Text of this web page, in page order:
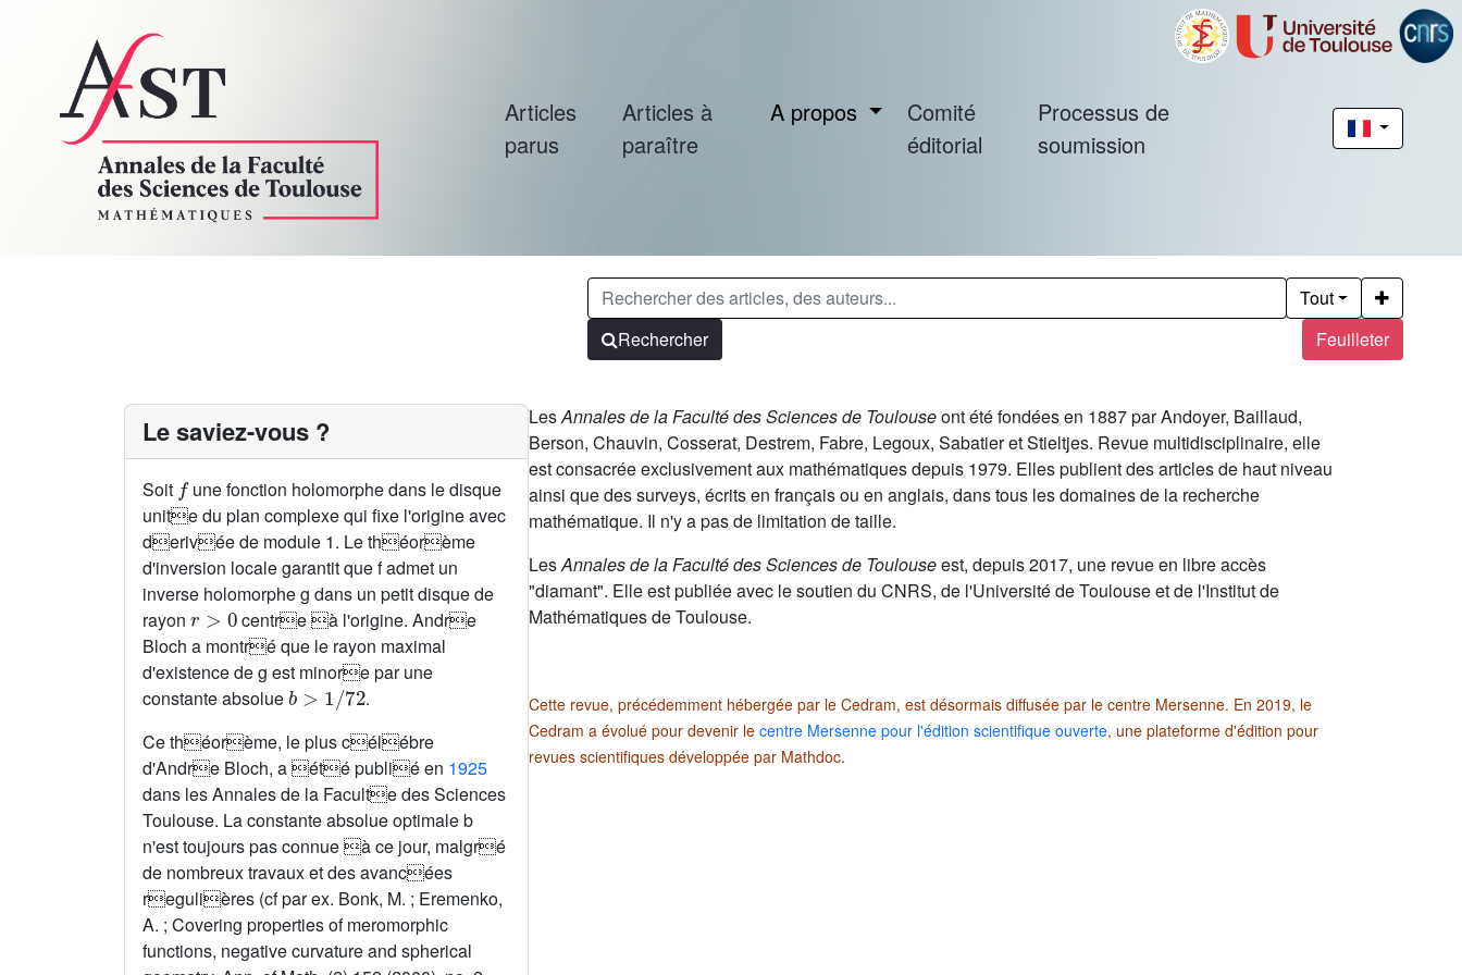
Articles
parus
Articles à
paraître
A propos
Comité
éditorial
Processus de
soumission
Feuilleter
Tout
Rechercher
Le saviez-vous ?
Soit
une fonction holomorphe dans le disque
unite du plan complexe qui fixe l'origine avec
derivée de module 1. Le théorème
d'inversion locale garantit que f admet un
inverse holomorphe g dans un petit disque de
rayon
r>0
centre à l'origine. Andre
Bloch a montré que le rayon maximal
d'existence de g est minore par une
constante absolue
b>1/72
.
Ce théorème, le plus célébre
d'Andre Bloch, a été publié en 1925
dans les Annales de la Faculte des Sciences
Toulouse. La constante absolue optimale b
n'est toujours pas connue à ce jour, malgré
de nombreux travaux et des avancées
regulières (cf par ex. Bonk, M. ; Eremenko,
A. ; Covering properties of meromorphic
functions, negative curvature and spherical
LesAnnales de la Faculté des Sciences de Toulouseont été fondées en 1887 par Andoyer, Baillaud,
Berson, Chauvin, Cosserat, Destrem, Fabre, Legoux, Sabatier et Stieltjes. Revue multidisciplinaire, elle
est consacrée exclusivement aux mathématiques depuis 1979. Elles publient des articles de haut niveau
ainsi que des surveys, écrits en français ou en anglais, dans tous les domaines de la recherche
mathématique. Il n'y a pas de limitation de taille.
LesAnnales de la Faculté des Sciences de Toulouseest, depuis 2017, une revue en libre accès
"diamant". Elle est publiée avec le soutien du CNRS, de l'Université de Toulouse et de l'Institut de
Mathématiques de Toulouse.
Cette revue, précédemment hébergée par le Cedram, est désormais diffusée par le centre Mersenne. En 2019, le
Cedram a évolué pour devenir le centre Mersenne pour l'édition scientifique ouverte, une plateforme d'édition pour
revues scientifiques développée par Mathdoc.